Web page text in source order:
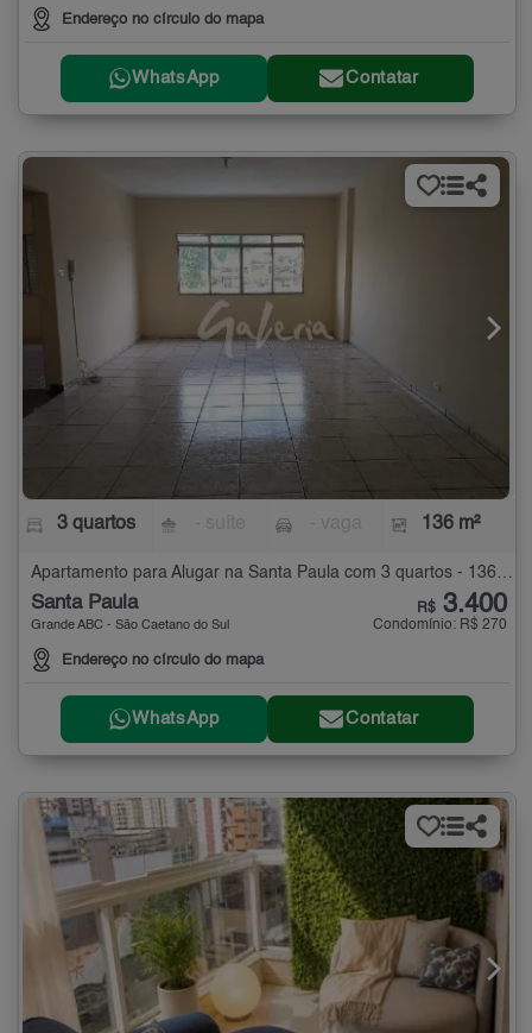
Endereço no círculo do mapa
WhatsApp Contatar
3 quartos 136 m²
Santa Paula
Grande ABC - São Caetano do Sul
Endereço no círculo do mapa
R$ 3.400
Condomínio: R$ 270
WhatsApp Contatar